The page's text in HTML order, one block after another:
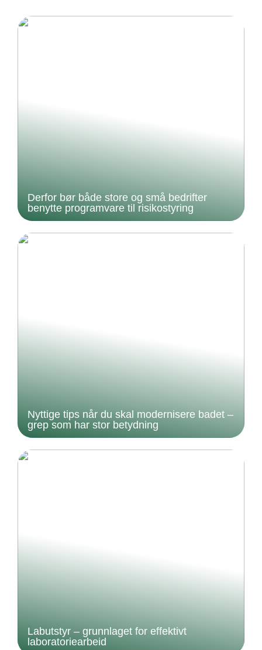
Derfor bør både store og små bedrifter
benytte programvare til risikostyring
Nyttige tips når du skal modernisere badet –
grep som har stor betydning
Labutstyr – grunnlaget for effektivt
laboratoriearbeid